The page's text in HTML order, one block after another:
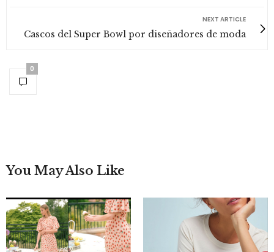
NEXT ARTICLE
Cascos del Super Bowl por diseñadores de moda
0
You May Also Like